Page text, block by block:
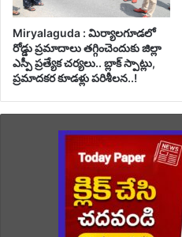
Miryalaguda : మిర్యాలగూడలో
రోడ్డు ప్రమాదాలు తగ్గించెందుకు జిల్లా
ఎస్పీ ప్రత్యేక చర్యలు.. బ్లాక్ స్పాట్లు,
ప్రమాదకర కూడళ్లు పరిశీలన..!